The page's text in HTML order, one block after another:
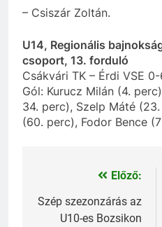
– Csiszár Zoltán.
U14, Regionális
csoport, 13. forduló
Csákvári TK – Érdi VSE
Gól: Kurucz Milán (4.
34. perc), Szelp Máté
(60. perc), Fodor Bence
Bejegyzés
navigáció
Előző:
Szép szezonzárás az
U10-es Bozsikon